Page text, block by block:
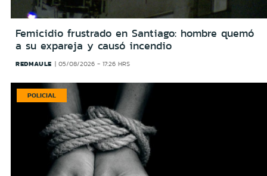
Femicidio frustrado en Santiago: hombre quemó
a su expareja y causó incendio
REDMAULE 05/08/2026 - 17:26 HRS
POLICIAL